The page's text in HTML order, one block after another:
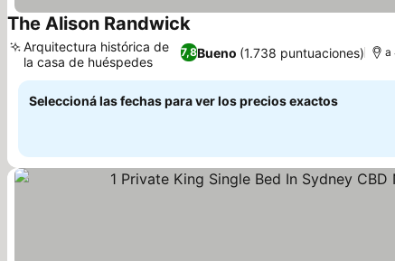
The Alison Randwick
7,8Bueno (1.738 puntuaciones)
Arquitectura histórica de
la casa de huéspedes
a
Seleccioná las fechas para ver los precios exactos